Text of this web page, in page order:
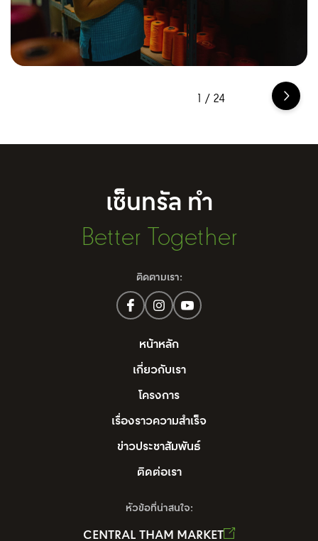
1 / 24
เซ็นทรัล ทำ
Better Together
ติดตามเรา:
หน้าหลัก
เกี่ยวกับเรา
โครงการ
เรื่องราวความสำเร็จ
ข่าวประชาสัมพันธ์
ติดต่อเรา
หัวข้อที่น่าสนใจ:
CENTRAL THAM MARKET